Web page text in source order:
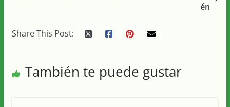
én
Share This Post:
También te puede gustar